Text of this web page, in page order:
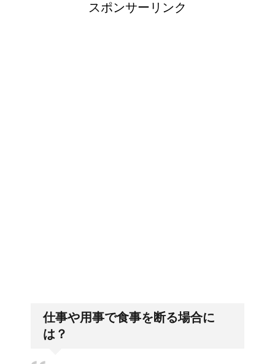
意外と知らない？ トイ
スポンサーリンク
仕事や用事で食事を断る場合に
は？